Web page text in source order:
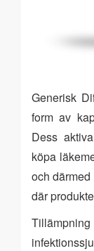
Generisk
form av
Dess
köpa
och
där